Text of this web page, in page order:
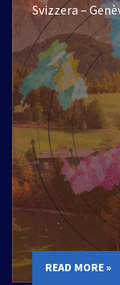
Svizzera –
READ MORE »